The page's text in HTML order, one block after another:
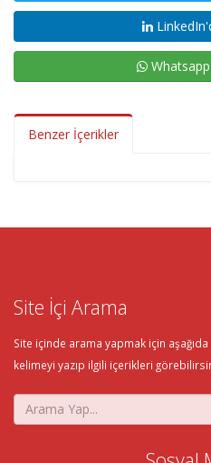
Benzer İçerikler
Site İçi Arama
Site içinde arama yapmak için
kelimeyi yazıp ilgili içerikleri